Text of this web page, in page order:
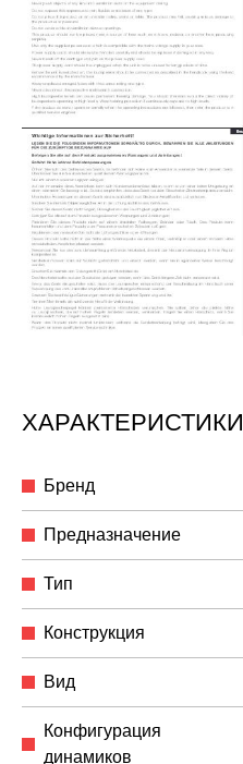
ХАРАКТЕРИСТИКИ
Бренд
Предназначение
Тип
Конструкция
Вид
Конфигурация
динамиков